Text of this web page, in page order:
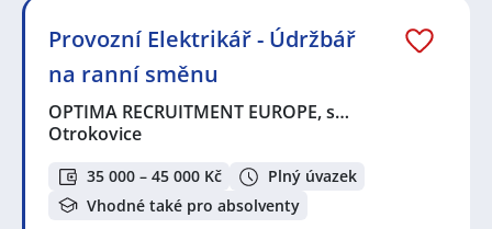
Provozní Elektrikář - Údržbář
na ranní směnu
OPTIMA RECRUITMENT EUROPE, s…
Otrokovice
35 000 – 45 000 Kč
Plný úvazek
Vhodné také pro absolventy